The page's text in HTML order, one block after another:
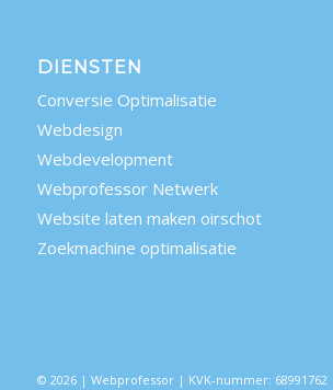
DIENSTEN
Conversie Optimalisatie
Webdesign
Webdevelopment
Webprofessor Netwerk
Website laten maken oirschot
Zoekmachine optimalisatie
© 2026 | Webprofessor | KVK-nummer: 68991762